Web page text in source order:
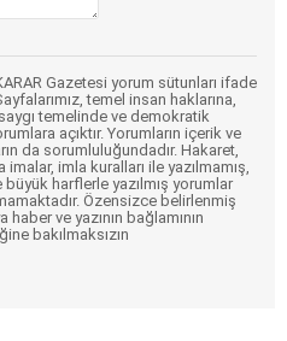
Gazetesi yorum sütunları ifade
temel insan haklarına,
temelinde ve demokratik
açıktır. Yorumların içerik ve
da sorumluluğundadır. Hakaret,
imla kuralları ile yazılmamış,
harflerle yazılmış yorumlar
Özensizce belirlenmiş
haber ve yazının bağlamının
bakılmaksızın